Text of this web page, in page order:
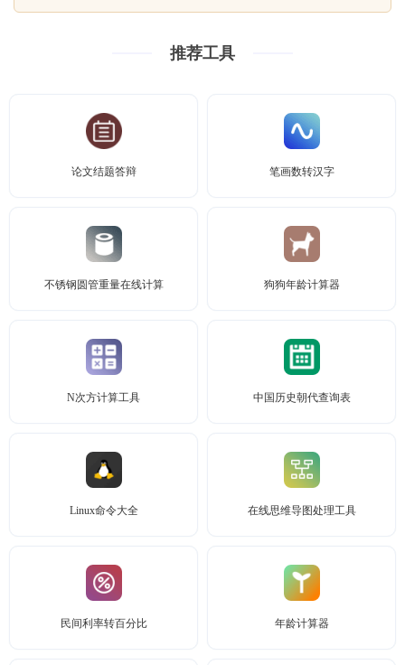
推荐工具
论文结题答辩 笔画数转汉字
不锈钢圆管重量在线计算 狗狗年龄计算器
N次方计算工具 中国历史朝代查询表
Linux命令大全 在线思维导图处理工具
民间利率转百分比 年龄计算器